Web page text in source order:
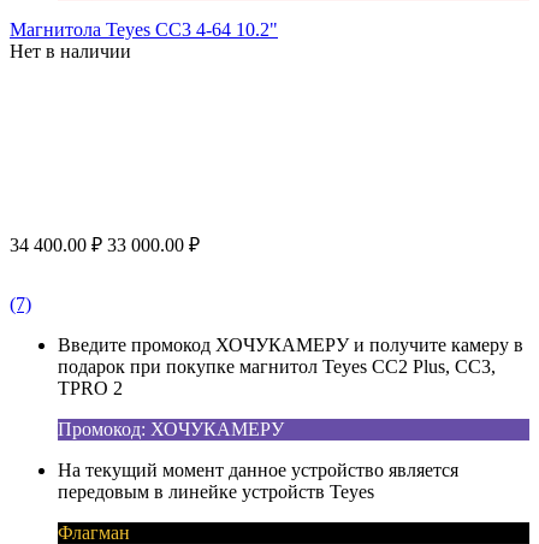
Магнитола Teyes CC3 4-64 10.2"
Нет в наличии
34 400.00 ₽ 33 000.00 ₽
(7)
Введите промокод ХОЧУКАМЕРУ и получите камеру в
подарок при покупке магнитол Teyes CC2 Plus, CC3,
TPRO 2
Промокод: ХОЧУКАМЕРУ
На текущий момент данное устройство является
передовым в линейке устройств Teyes
Флагман